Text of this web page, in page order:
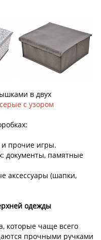
в двух
с узором
и прочие игры.
документы, памятные
аксессуары (шапки,
одежды
которые чаще всего
прочными ручками